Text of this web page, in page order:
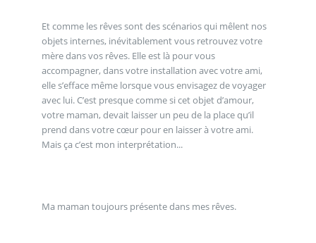
Et comme les rêves sont des scénarios qui mêlent nos
objets internes, inévitablement vous retrouvez votre
mère dans vos rêves. Elle est là pour vous
accompagner, dans votre installation avec votre ami,
elle s’efface même lorsque vous envisagez de voyager
avec lui. C’est presque comme si cet objet d’amour,
votre maman, devait laisser un peu de la place qu’il
prend dans votre cœur pour en laisser à votre ami.
Mais ça c’est mon interprétation...
Ma maman toujours présente dans mes rêves.